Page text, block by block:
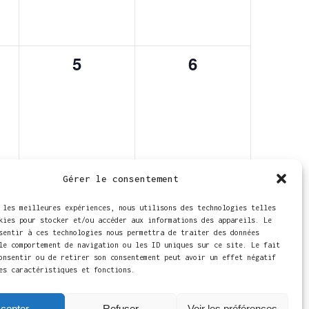
Gérer le consentement
meilleures expériences, nous utilisons des technologies telles
pour stocker et/ou accéder aux informations des appareils. Le
à ces technologies nous permettra de traiter des données
comportement de navigation ou les ID uniques sur ce site. Le fait
ou de retirer son consentement peut avoir un effet négatif
caractéristiques et fonctions.
0
5
0
6